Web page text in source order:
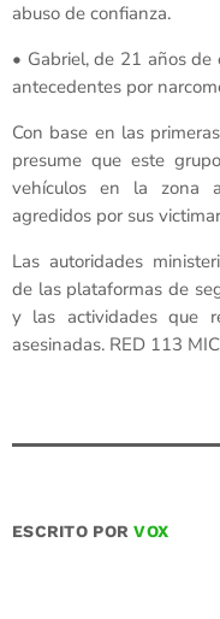
abuso de confianza.
• Gabriel, de 21 años de
antecedentes por
Con base en las
presume que este
vehículos en la zona
agredidos por sus
Las autoridades
de las plataformas de
y las actividades que
asesinadas. RED 113
ESCRITO PORVOX